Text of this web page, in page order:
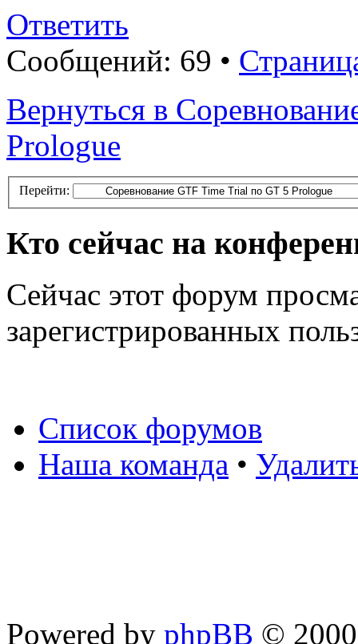
Ответить
Сообщений: 69 •
Вернуться в
Prologue
Перейти:
Кто сейчас на
Сейчас этот форум
зарегистрированных
Список форумов
Наша команда •
Powered by phpBB ©